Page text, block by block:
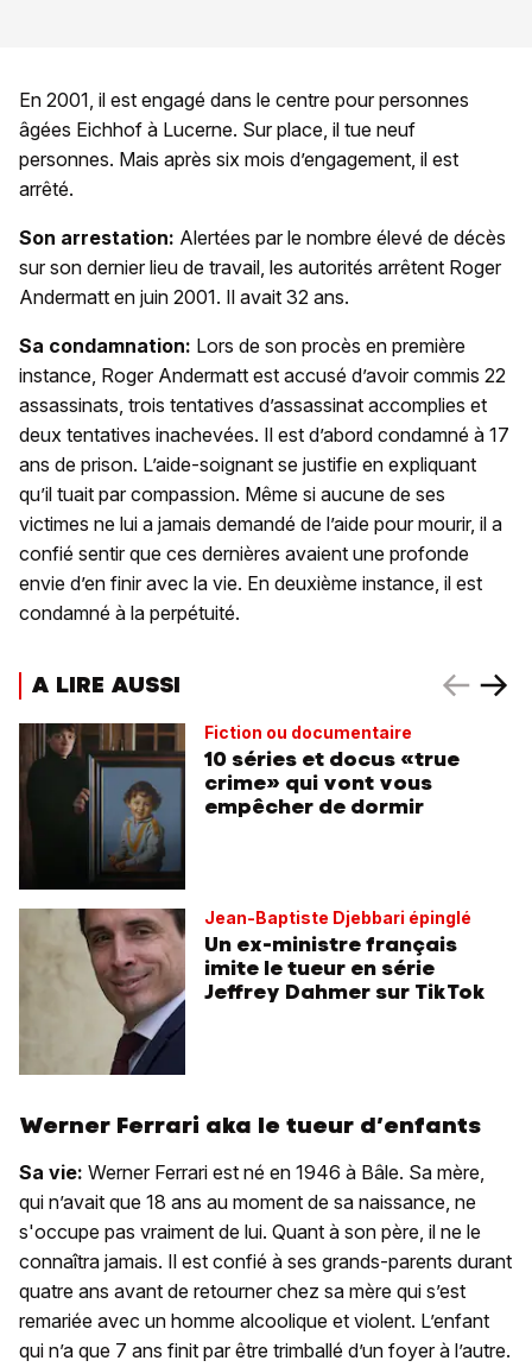
En 2001, il est engagé dans le centre pour personnes
âgées Eichhof à Lucerne. Sur place, il tue neuf
personnes. Mais après six mois d’engagement, il est
arrêté.
Son arrestation: Alertées par le nombre élevé de décès
sur son dernier lieu de travail, les autorités arrêtent Roger
Andermatt en juin 2001. Il avait 32 ans.
Sa condamnation: Lors de son procès en première
instance, Roger Andermatt est accusé d’avoir commis 22
assassinats, trois tentatives d’assassinat accomplies et
deux tentatives inachevées. Il est d’abord condamné à 17
ans de prison. L’aide-soignant se justifie en expliquant
qu’il tuait par compassion. Même si aucune de ses
victimes ne lui a jamais demandé de l’aide pour mourir, il a
confié sentir que ces dernières avaient une profonde
envie d’en finir avec la vie. En deuxième instance, il est
condamné à la perpétuité.
A LIRE AUSSI
Fiction ou documentaire
10 séries et docus «true
crime» qui vont vous
empêcher de dormir
Jean-Baptiste Djebbari épinglé
Un ex-ministre français
imite le tueur en série
Jeffrey Dahmer sur TikTok
Werner Ferrari aka le tueur d’enfants
Sa vie: Werner Ferrari est né en 1946 à Bâle. Sa mère,
qui n’avait que 18 ans au moment de sa naissance, ne
s'occupe pas vraiment de lui. Quant à son père, il ne le
connaîtra jamais. Il est confié à ses grands-parents durant
quatre ans avant de retourner chez sa mère qui s’est
remariée avec un homme alcoolique et violent. L’enfant
qui n’a que 7 ans finit par être trimballé d’un foyer à l’autre.